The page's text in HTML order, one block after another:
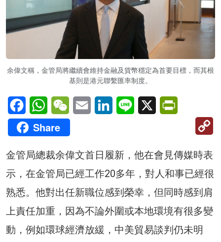
余偉文稱，金管局將繼續會維持金融及貨幣穩定為首要目標，而其根
基則是港元聯繫匯率制度。
FacebookWhatsAppWeChatEmail LinkedInLine X
Share
金管局總裁余偉文首日履新，他在會見傳媒時表
示，在金管局已經工作20多年，對人和事已經很
熟悉。他對出任新職位感到榮幸，但同時感到肩
上責任加重，因為不論外圍或本地環境有很多變
動，例如環球經濟放緩，中美貿易談判仍未明